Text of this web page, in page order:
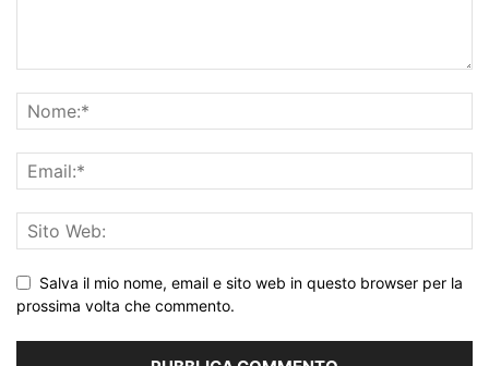
Salva il mio nome, email e sito web in questo browser per la
prossima volta che commento.